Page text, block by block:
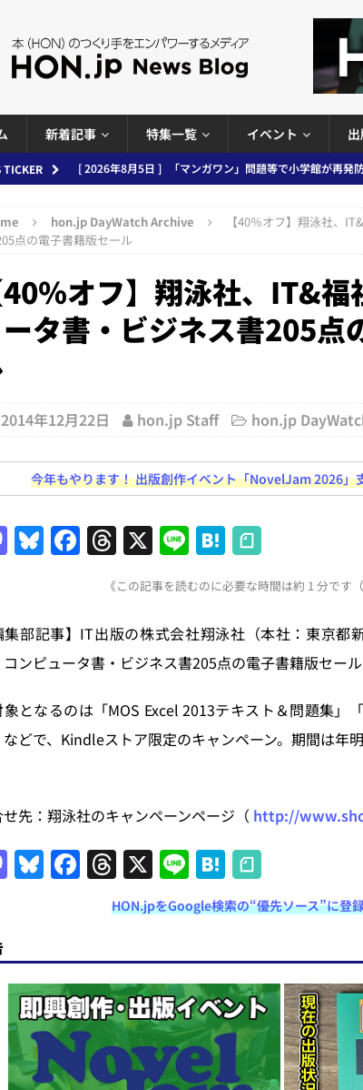
新着記事 特集一覧 イベント
TICKER [ 2026年8月5日 ]
「マンガワン」問題等で小学館が再
[ 2026年8月4日 ]
小学館「マンガワン」問題の第三者
[ 2026年8月3日 ]
「講談社、著者向けポータルサイト提
とめ＆コラム
[ 2026年8月2日 ] EUが生成AIコンテンツの識別表示を義
日刊出版ニュースまとめ
日刊出版ニュースまとめ 2026.07.31
日刊出版ニュー
[ 2026年7月30日 ] ChatGPTが文体模写を拒否するよう
とめ 2026.07.29
日刊出版ニュースまとめ
[ 2026年8月6日 ] ラップも読書など 日刊出版ニュース
hon.jp DayWatch Archive
【40％オフ】翔泳社、
点の電子書籍版セール
40％オフ】翔泳社、IT&
タ書・ビジネス書205点
2014年12月22日 hon.jp Staff hon.jp
今年もやります！ 出版創作イベント「NovelJam 2026」
M
o
d
n
Bl
s
k
F
e
b
o
k
T
re
a
d
X Li
n
e
H
at
e
n
a
《この記事を読むのに必要な時間は約 1 分です
集部記事】IT出版の株式会社翔泳社（本社：東京
ンピュータ書・ビジネス書205点の電子書籍版セール
となるのは「MOS Excel 2013テキスト＆問題集」
どで、Kindleストア限定のキャンペーン。期間は年
せ先：翔泳社のキャンペーンページ（ http://
M
a
o
d
o
n
Bl
u
s
k
y
F
a
e
b
o
o
k
T
h
re
a
d
s
X Li
n
e
H
at
e
n
a
HON.jpをGoogle検索の“優先ソース”に登